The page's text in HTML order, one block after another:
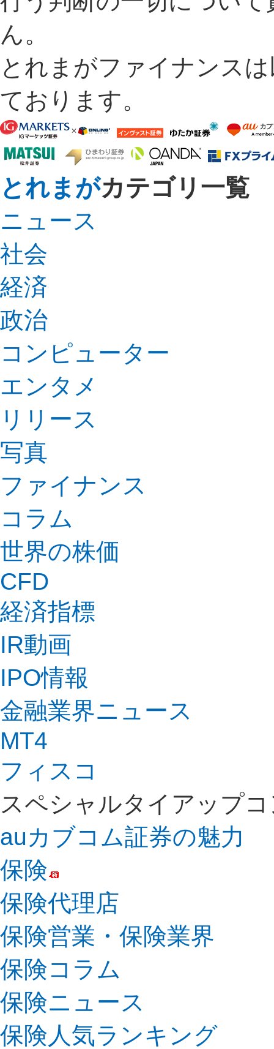
ん。
とれまがファイナンス
ております。
とれまがカテゴリ一覧
ニュース
社会
経済
政治
コンピューター
エンタメ
リリース
写真
ファイナンス
コラム
世界の株価
CFD
経済指標
IR動画
IPO情報
金融業界ニュース
MT4
フィスコ
スペシャルタイアップ
auカブコム証券の魅力
保険
保険代理店
保険営業・保険業界
保険コラム
保険ニュース
保険人気ランキング